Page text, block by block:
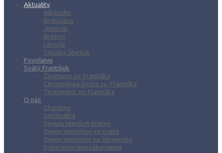
Aktuality
Albánsko
Bratislava
Juniorát
Brehov
Levoča
Spišský Štvrtok
Povolanie
Svätý František
Životopis sv. Františka
Chronológia života sv. Františka
Testament sv. Františka
O nás
Charizma
Spiritualita
Regula Menších bratov
Dejiny minoritov vo svete
Dejiny minoritov na Slovensku
Rytierstvo Nepoškvrnenej